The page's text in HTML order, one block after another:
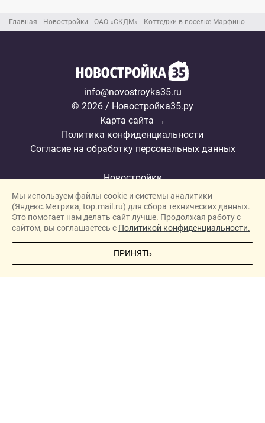
Главная Новостройки ОАО «СКДМ» Коттеджи в поселке Марфино
info@novostroyka35.ru
© 2026 / Новостройка35.ру
Карта сайта →
Политика конфиденциальности
Согласие на обработку персональных данных
Новостройки
Застройщики
Ипотека
Полезная информация
Видеообзоры ЖК
ПОЗВОНИТЕ МНЕ
Мы используем файлы cookie и системы аналитики
(Яндекс.Метрика, top.mail.ru) для сбора технических данных.
Это помогает нам делать сайт лучше. Продолжая работу с
сайтом, вы соглашаетесь с Политикой конфиденциальности.
ПРИНЯТЬ